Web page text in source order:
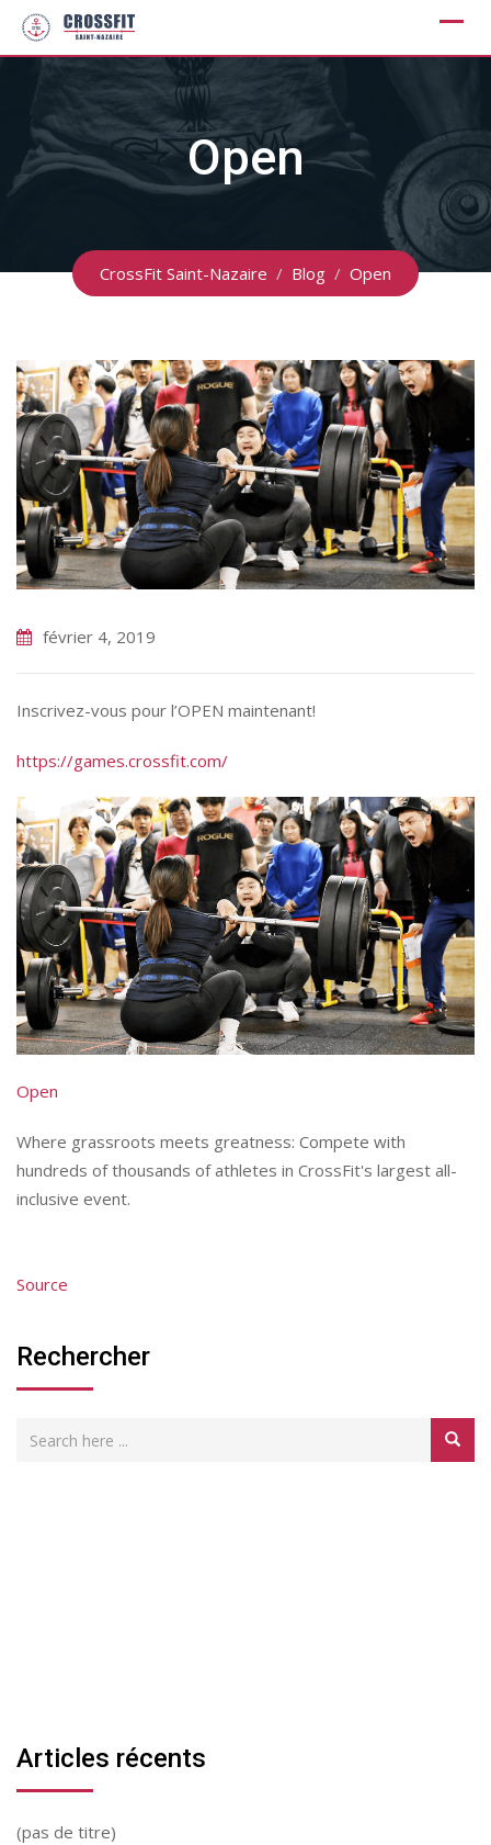
Skip
content
Open
CrossFit Saint-Nazaire / Blog / Open
février 4, 2019
Inscrivez-vous pour l’OPEN maintenant!
https://games.crossfit.com/
Open
Where grassroots meets greatness: Compete with
hundreds of thousands of athletes in CrossFit's largest all-
inclusive event.
Source
Rechercher
Articles récents
(pas de titre)